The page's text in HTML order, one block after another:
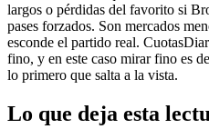
largos o pérdidas del favorito si
pases forzados. Son mercados
esconde el partido real.
fino, y en este caso mirar fino es
lo primero que salta a la vista.
Lo que deja esta